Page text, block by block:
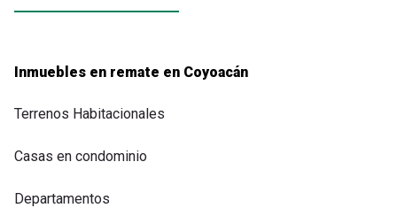
Inmuebles en remate en Coyoacán
Terrenos Habitacionales
Casas en condominio
Departamentos